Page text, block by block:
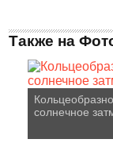
Также на
солнечное